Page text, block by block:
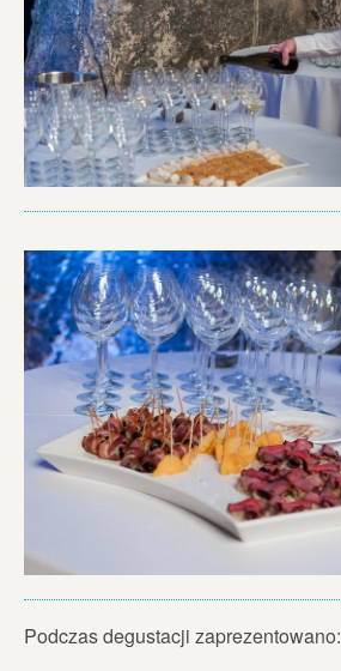
Podczas degustacji zaprezentowano: